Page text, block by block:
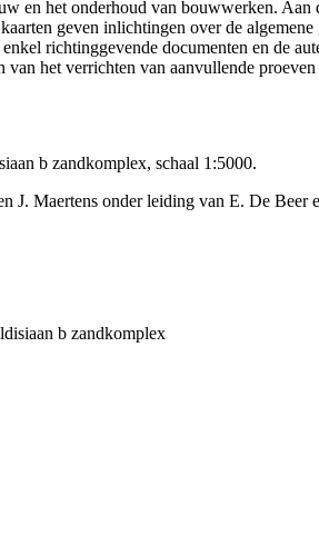
en het onderhoud van bouwwerken. Aan
geven inlichtingen over de
richtinggevende documenten en de
het verrichten van aanvullende
b zandkomplex, schaal 1:5000.
J. Maertens onder leiding van E. De Beer
b zandkomplex